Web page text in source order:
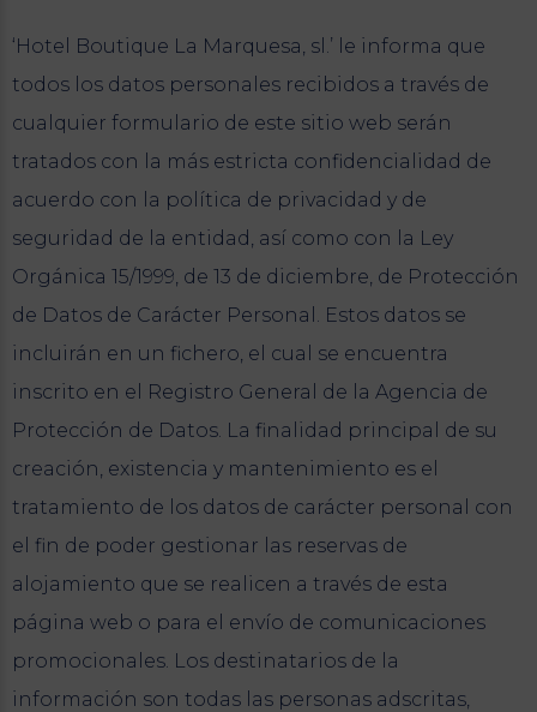
‘Hotel Boutique La Marquesa, sl.’ le informa que
todos los datos personales recibidos a través de
cualquier formulario de este sitio web serán
tratados con la más estricta confidencialidad de
acuerdo con la política de privacidad y de
seguridad de la entidad, así como con la Ley
Orgánica 15/1999, de 13 de diciembre, de Protección
de Datos de Carácter Personal. Estos datos se
incluirán en un fichero, el cual se encuentra
inscrito en el Registro General de la Agencia de
Protección de Datos. La finalidad principal de su
creación, existencia y mantenimiento es el
tratamiento de los datos de carácter personal con
el fin de poder gestionar las reservas de
alojamiento que se realicen a través de esta
página web o para el envío de comunicaciones
promocionales. Los destinatarios de la
información son todas las personas adscritas,